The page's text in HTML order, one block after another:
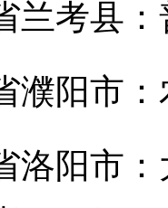
考县：
阳市：
阳市：